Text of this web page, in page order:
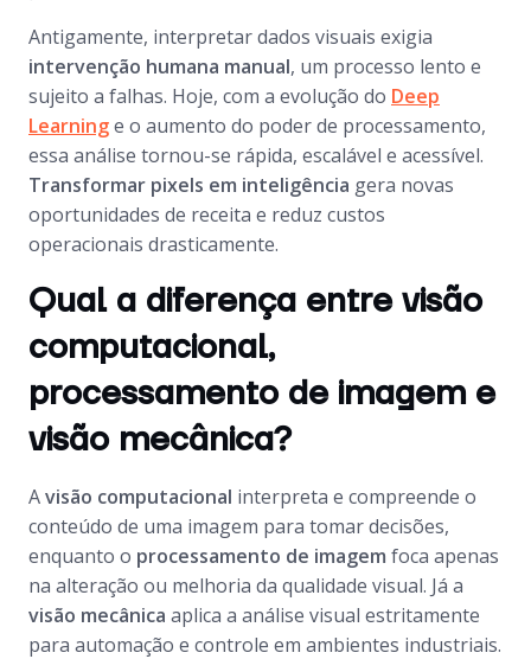
Antigamente, interpretar dados visuais exigia
intervenção humana manual, um processo lento e
sujeito a falhas. Hoje, com a evolução do Deep
Learninge o aumento do poder de processamento,
essa análise tornou-se rápida, escalável e acessível.
Transformar pixels em inteligência gera novas
oportunidades de receita e reduz custos
operacionais drasticamente.
Qual a diferença entre visão
computacional,
processamento de imagem e
visão mecânica?
Avisão computacional interpreta e compreende o
conteúdo de uma imagem para tomar decisões,
enquanto o processamento de imagem foca apenas
na alteração ou melhoria da qualidade visual. Já a
visão mecânica aplica a análise visual estritamente
para automação e controle em ambientes industriais.